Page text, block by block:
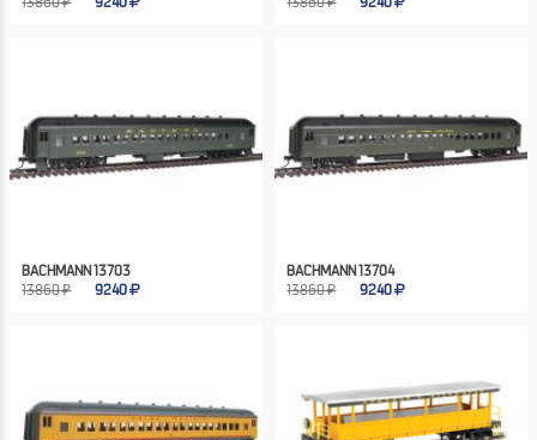
BACHMANN 13703
13860 ₽
9240
BACHMANN 13704
13860 ₽
9240